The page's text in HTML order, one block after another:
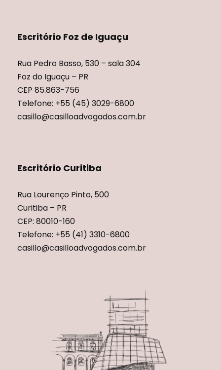
Escritório Foz de Iguaçu
Rua Pedro Basso, 530 – sala 304
Foz do Iguaçu – PR
CEP 85.863-756
Telefone: +55 (45) 3029-6800
casillo@casilloadvogados.com.br
Escritório Curitiba
Rua Lourenço Pinto, 500
Curitiba – PR
CEP: 80010-160
Telefone: +55 (41) 3310-6800
casillo@casilloadvogados.com.br